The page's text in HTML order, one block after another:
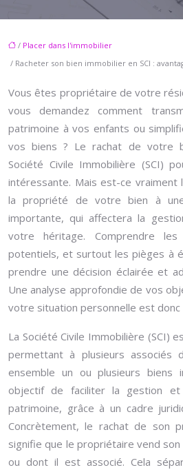
/ Placer dans l'immobilier
/ Racheter son bien immobilier en SCI :
Vous êtes propriétaire de votre
vous demandez comment
patrimoine à vos enfants ou
vos biens ? Le rachat de votre
Société Civile Immobilière (SCI)
intéressante. Mais est-ce vraiment
la propriété de votre bien à
importante, qui affectera la
votre héritage. Comprendre
potentiels, et surtout les pièges à
prendre une décision éclairée et
Une analyse approfondie de vos
votre situation personnelle est donc
La Société Civile Immobilière (SCI)
permettant à plusieurs
ensemble un ou plusieurs biens
objectif de faciliter la gestion
patrimoine, grâce à un cadre
Concrètement, le rachat de son
signifie que le propriétaire vend son
ou dont il est associé. Cela